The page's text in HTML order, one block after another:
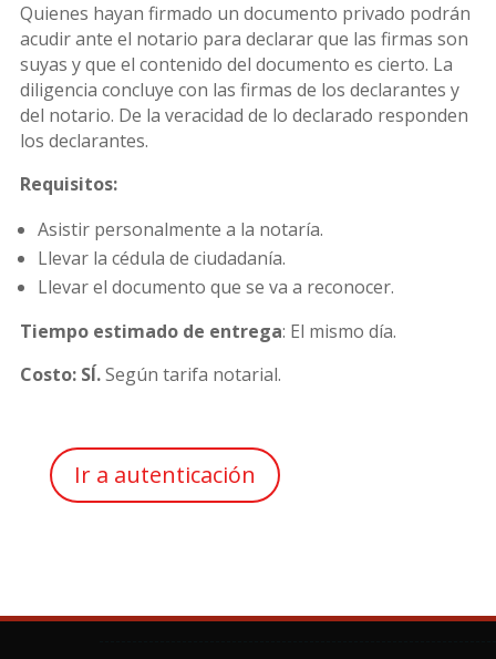
Quienes hayan firmado un documento privado podrán
acudir ante el notario para declarar que las firmas son
suyas y que el contenido del documento es cierto. La
diligencia concluye con las firmas de los declarantes y
del notario. De la veracidad de lo declarado responden
los declarantes.
Requisitos:
Asistir personalmente a la notaría.
Llevar la cédula de ciudadanía.
Llevar el documento que se va a reconocer.
Tiempo estimado de entrega: El mismo día.
Costo: SÍ.Según tarifa notarial.
Ir a autenticación